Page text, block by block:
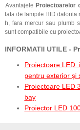
Avantajele Proiectoarelor
fata de lampile HID datorita
h, fara mercur sau plumb
sunt compatibile cu
INFORMATII UTILE -
Proiectoare
pentru exterior și
Proiectoare LED
bay
Proiector LED